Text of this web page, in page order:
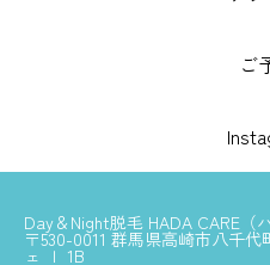
ご
Day＆Night脱毛 HADA CARE（
〒530-0011 群馬県高崎市八千
ェ Ｉ 1B